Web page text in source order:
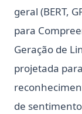
geral (BERT,
para
Geração de
projetada
de